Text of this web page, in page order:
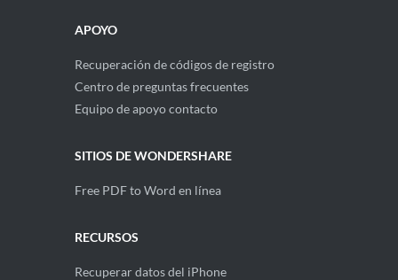
APOYO
Recuperación de códigos de registro
Centro de preguntas frecuentes
Equipo de apoyo contacto
SITIOS DE WONDERSHARE
Free PDF to Word en línea
RECURSOS
Recuperar datos del iPhone